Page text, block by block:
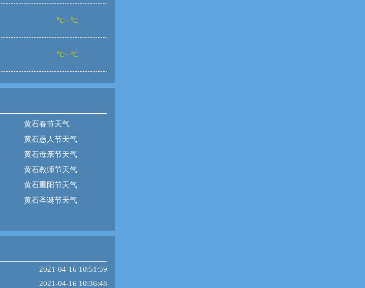
℃~ ℃
℃~ ℃
黄石春节天气
黄石愚人节天气
黄石母亲节天气
黄石教师节天气
黄石重阳节天气
黄石圣诞节天气
2021-04-16 10:51:59
2021-04-16 10:36:48